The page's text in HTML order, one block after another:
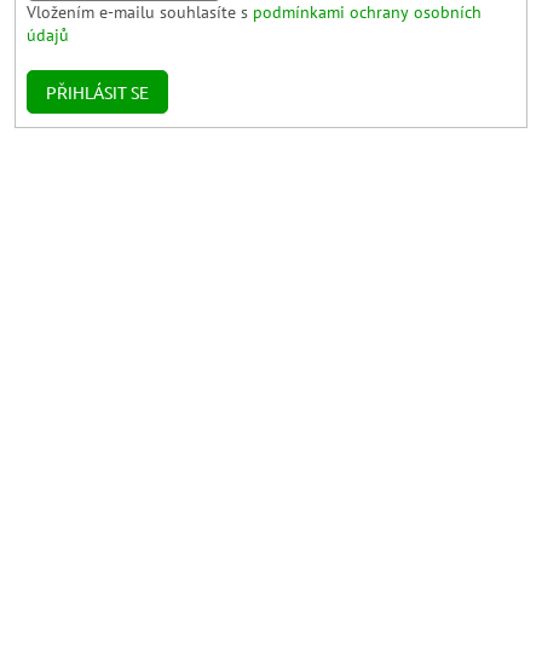
Vložením e-mailu souhlasíte s podmínkami ochrany osobních
údajů
PŘIHLÁSIT SE